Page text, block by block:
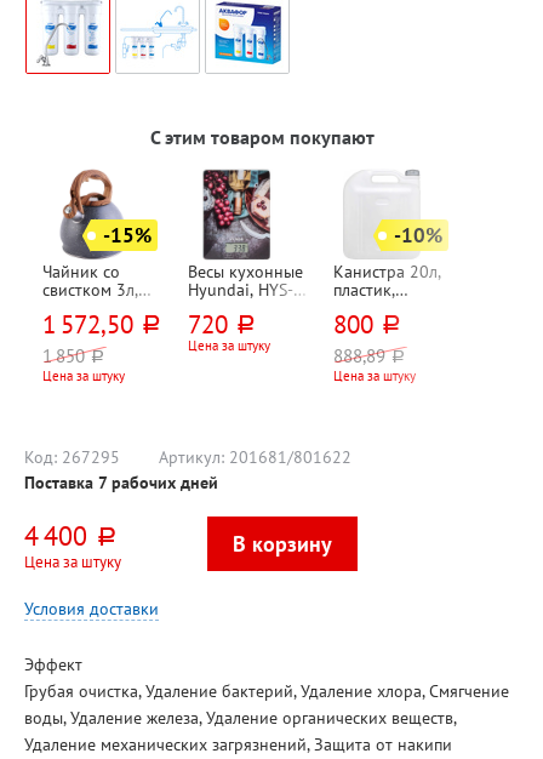
С этим товаром покупают
-15%
Чайник со
свистком 3л,
сталь,
Mayer&Boch,
серый, под
мрамор, для
1 572,50 руб.
1 850 руб.
Цена за штуку
Весы кухонные
Hyundai, HYS-
макс. вес 5кг,
батарейки в
720 руб.
Цена за штуку
-10%
Канистра 20л,
пластик,
"Просперо",
белая
800 руб.
888,89 руб.
Цена за штуку
Код: 267295 Артикул: 201681/801622
Поставка 7 рабочих дней
4 400 руб.
Цена за штуку
Условия доставки
Эффект
Грубая очистка, Удаление бактерий, Удаление хлора, Смягчение
воды, Удаление железа, Удаление органических веществ,
Удаление механических загрязнений, Защита от накипи